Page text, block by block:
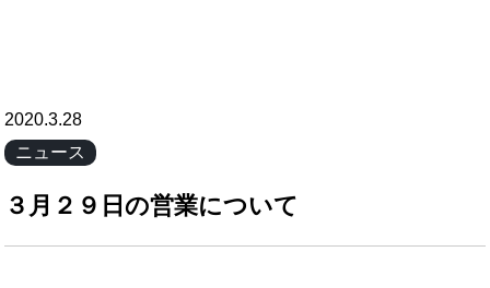
2020.3.28
ニュース
３月２９日の営業について